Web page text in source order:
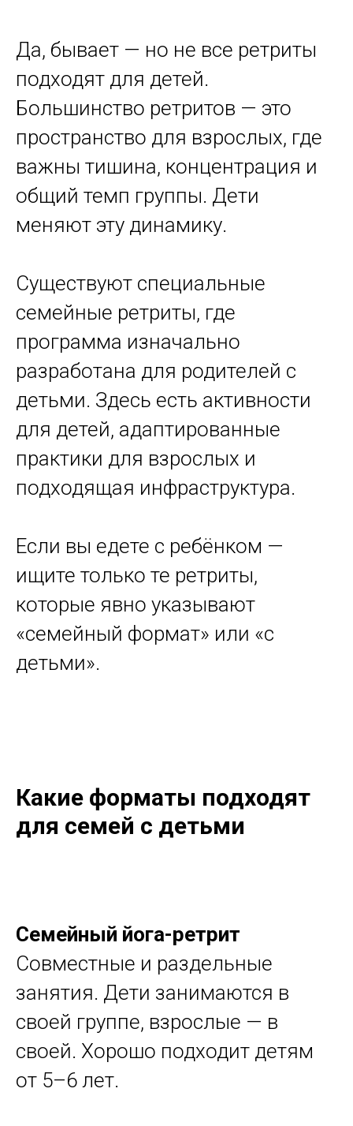
Да, бывает — но не все ретриты
подходят для детей.
Большинство ретритов — это
пространство для взрослых, где
важны тишина, концентрация и
общий темп группы. Дети
меняют эту динамику.
Существуют специальные
семейные ретриты, где
программа изначально
разработана для родителей с
детьми. Здесь есть активности
для детей, адаптированные
практики для взрослых и
подходящая инфраструктура.
Если вы едете с ребёнком —
ищите только те ретриты,
которые явно указывают
«семейный формат» или «с
детьми».
Какие форматы подходят
для семей с детьми
Семейный йога-ретрит
Совместные и раздельные
занятия. Дети занимаются в
своей группе, взрослые — в
своей. Хорошо подходит детям
от 5–6 лет.